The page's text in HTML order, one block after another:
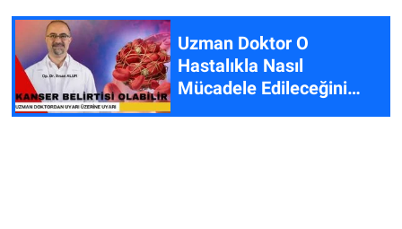
Uzman Doktor O
Hastalıkla Nasıl
Mücadele Edileceğini